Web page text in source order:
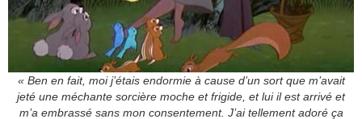
« Ben en fait, moi j’étais endormie à cause d’un sort que m’avait
jeté une méchante sorcière moche et frigide, et lui il est arrivé et
m’a embrassé sans mon consentement. J’ai tellement adoré ça